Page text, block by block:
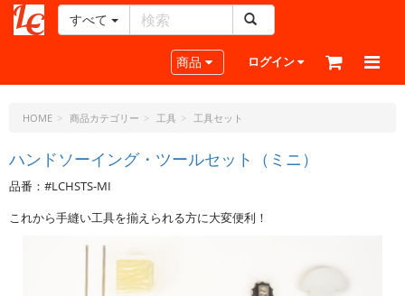
ー
ラ
ト・
ド
ッ
ト・
すべて
Toggle navigation
商品 ログイン
HOME 商品カテゴリー 工具 工具セット
ハンドソーイング・ツールセット（ミニ）
品番：#LCHSTS-MI
これから手縫い工具を揃えられる方に大変便利！